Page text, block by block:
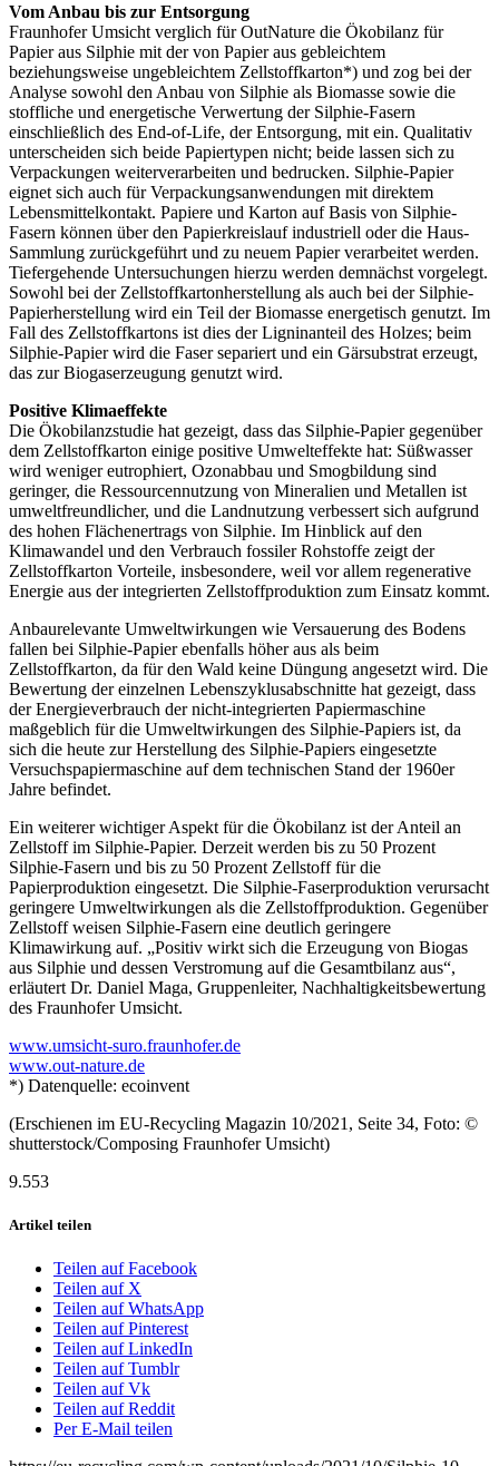
Vom Anbau bis zur Entsorgung
Fraunhofer Umsicht verglich für OutNature die Ökobilanz für
Papier aus Silphie mit der von Papier aus gebleichtem
beziehungsweise ungebleichtem Zellstoffkarton*) und zog bei der
Analyse sowohl den Anbau von Silphie als Biomasse sowie die
stoffliche und energetische Verwertung der Silphie-Fasern
einschließlich des End-of-Life, der Entsorgung, mit ein. Qualitativ
unterscheiden sich beide Papiertypen nicht; beide lassen sich zu
Verpackungen weiterverarbeiten und bedrucken. Silphie-Papier
eignet sich auch für Verpackungsanwendungen mit direktem
Lebensmittelkontakt. Papiere und Karton auf Basis von Silphie-
Fasern können über den Papierkreislauf industriell oder die Haus-
Sammlung zurückgeführt und zu neuem Papier verarbeitet werden.
Tiefergehende Untersuchungen hierzu werden demnächst vorgelegt.
Sowohl bei der Zellstoffkartonherstellung als auch bei der Silphie-
Papierherstellung wird ein Teil der Biomasse energetisch genutzt. Im
Fall des Zellstoffkartons ist dies der Ligninanteil des Holzes; beim
Silphie-Papier wird die Faser separiert und ein Gärsubstrat erzeugt,
das zur Biogaserzeugung genutzt wird.
Positive Klimaeffekte
Die Ökobilanzstudie hat gezeigt, dass das Silphie-Papier gegenüber
dem Zellstoffkarton einige positive Umwelteffekte hat: Süßwasser
wird weniger eutrophiert, Ozonabbau und Smogbildung sind
geringer, die Ressourcennutzung von Mineralien und Metallen ist
umweltfreundlicher, und die Landnutzung verbessert sich aufgrund
des hohen Flächenertrags von Silphie. Im Hinblick auf den
Klimawandel und den Verbrauch fossiler Rohstoffe zeigt der
Zellstoffkarton Vorteile, insbesondere, weil vor allem regenerative
Energie aus der integrierten Zellstoffproduktion zum Einsatz kommt.
Anbaurelevante Umweltwirkungen wie Versauerung des Bodens
fallen bei Silphie-Papier ebenfalls höher aus als beim
Zellstoffkarton, da für den Wald keine Düngung angesetzt wird. Die
Bewertung der einzelnen Lebenszyklusabschnitte hat gezeigt, dass
der Energieverbrauch der nicht-integrierten Papiermaschine
maßgeblich für die Umweltwirkungen des Silphie-Papiers ist, da
sich die heute zur Herstellung des Silphie-Papiers eingesetzte
Versuchspapiermaschine auf dem technischen Stand der 1960er
Jahre befindet.
Ein weiterer wichtiger Aspekt für die Ökobilanz ist der Anteil an
Zellstoff im Silphie-Papier. Derzeit werden bis zu 50 Prozent
Silphie-Fasern und bis zu 50 Prozent Zellstoff für die
Papierproduktion eingesetzt. Die Silphie-Faserproduktion verursacht
geringere Umweltwirkungen als die Zellstoffproduktion. Gegenüber
Zellstoff weisen Silphie-Fasern eine deutlich geringere
Klimawirkung auf. „Positiv wirkt sich die Erzeugung von Biogas
aus Silphie und dessen Verstromung auf die Gesamtbilanz aus“,
erläutert Dr. Daniel Maga, Gruppenleiter, Nachhaltigkeitsbewertung
des Fraunhofer Umsicht.
www.umsicht-suro.fraunhofer.de
www.out-nature.de
*) Datenquelle: ecoinvent
(Erschienen im EU-Recycling Magazin 10/2021, Seite 34, Foto: ©
shutterstock/Composing Fraunhofer Umsicht)
9.553
Artikel teilen
Teilen auf Facebook
Teilen auf X
Teilen auf WhatsApp
Teilen auf Pinterest
Teilen auf LinkedIn
Teilen auf Tumblr
Teilen auf Vk
Teilen auf Reddit
Per E-Mail teilen